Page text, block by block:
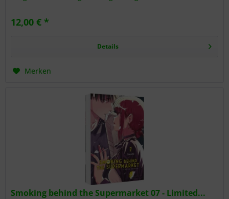
12,00 € *
Details
Merken
Smoking behind the Supermarket 07 - Limited...